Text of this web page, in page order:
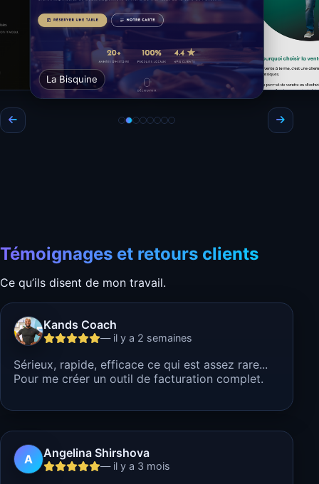
La Bisquine Eden Essor
Fluid Technology
Témoignages et retours clients
Ce qu’ils disent de mon travail.
Kands Coach
— il y a 2 semaines
Sérieux, rapide, efficace ce qui est assez rare...
Pour me créer un outil de facturation complet.
A Angelina Shirshova
— il y a 3 mois